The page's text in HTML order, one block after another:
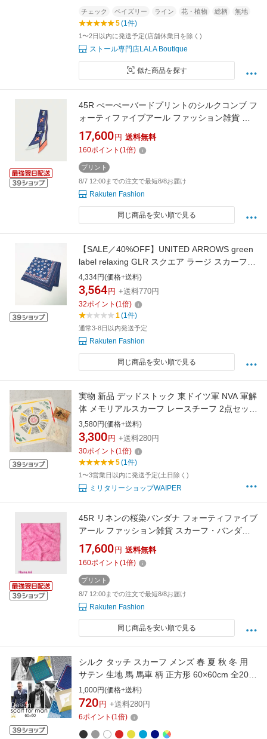
チェック ペイズリー ライン 花・植物 総柄 無地
5(1件)
1〜2日以内に発送予定(店舗休業日を除く)
ストール専門店LALA Boutique
似た商品を探す
45R ぺーぺーバードプリントのシルクコンブ フ
ォーティファイブアール ファッション雑貨 ス
カーフ・バンダナ ピンク グリーン ネイビー
【送料無料】
17,600 円 送料無料
160ポイント (1倍)
プリント
8/7 12:00までの注文で最短8/8お届け
Rakuten Fashion
同じ商品を安い順で見る
【SALE／40%OFF】UNITED ARROWS green
label relaxing GLR スクエア ラージ スカーフ
ユナイテッドアローズ グリーンレーベルリラク
シング ファッション雑貨 スカーフ・バンダナ
ブラック グリーン ネイビー ブラウン
4,334円(価格+送料)
3,564 円 +送料770円
32ポイント (1倍)
1(1件)
通常3-8日以内発送予定
Rakuten Fashion
同じ商品を安い順で見る
実物 新品 デッドストック 東ドイツ軍 NVA 軍解
体 メモリアルスカーフ レースチーフ 2点セット
【クーポン対象外】【T】｜ミリタリー雑貨 雑
貨 小物 軍放出品 ヴィンテージ コレクション ネ
ッカチーフ バンダナ 記念品 アメカジ ユーロミ
リタリー 民族 ホワイト
3,580円(価格+送料)
3,300 円 +送料280円
30ポイント (1倍)
5(1件)
1〜3営業日以内に発送予定(土日除く)
ミリタリーショップWAIPER
45R リネンの桜染バンダナ フォーティファイブ
アール ファッション雑貨 スカーフ・バンダナ
【送料無料】
17,600 円 送料無料
160ポイント (1倍)
プリント
8/7 12:00までの注文で最短8/8お届け
Rakuten Fashion
同じ商品を安い順で見る
シルク タッチ スカーフ メンズ 春 夏 秋 冬 用
サテン 生地 馬 馬車 柄 正方形 60×60cm 全200
色 d2 プレゼント ギフト 夏用ストール uv 接触
冷感 日焼け対策 首 uvカット冷房対策ラッピン
グ不可
1,000円(価格+送料)
720 円 +送料280円
6ポイント (1倍)